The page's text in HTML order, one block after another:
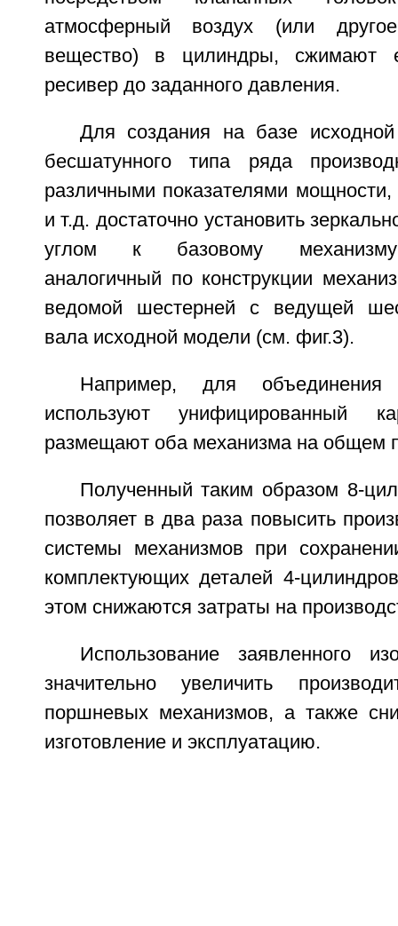
атмосферный воздух (или
вещество) в цилиндры, сжимают
ресивер до заданного давления.
Для создания на базе
бесшатунного типа ряда
различными показателями мощности,
и т.д. достаточно установить
углом к базовому механизму
аналогичный по конструкции
ведомой шестерней с ведущей
вала исходной модели (см. фиг.3).
Например, для объединения
используют унифицированный
размещают оба механизма на общем
Полученный таким образом 8-
позволяет в два раза повысить
системы механизмов при
комплектующих деталей 4-
этом снижаются затраты на
Использование заявленного
значительно увеличить
поршневых механизмов, а также
изготовление и эксплуатацию.